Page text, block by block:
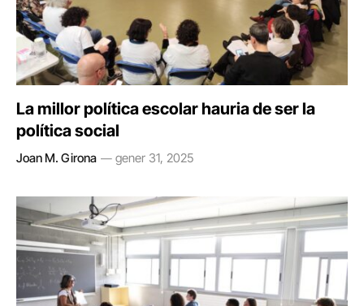
La millor política escolar hauria de ser la
política social
Joan M. Girona gener 31, 2025